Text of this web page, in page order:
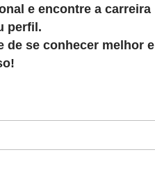
e encontre a carreira
perfil.
de se conhecer melhor e